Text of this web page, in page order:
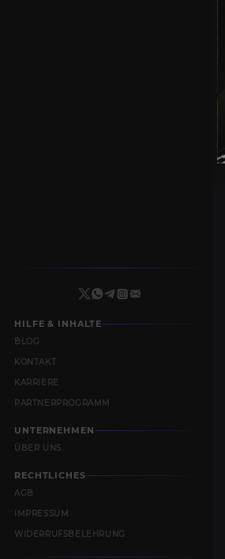
HILFE & INHALTE
BLOG
KONTAKT
KARRIERE
PARTNERPROGRAMM
UNTERNEHMEN
ÜBER UNS
RECHTLICHES
AGB
IMPRESSUM
WIDERRUFSBELEHRUNG